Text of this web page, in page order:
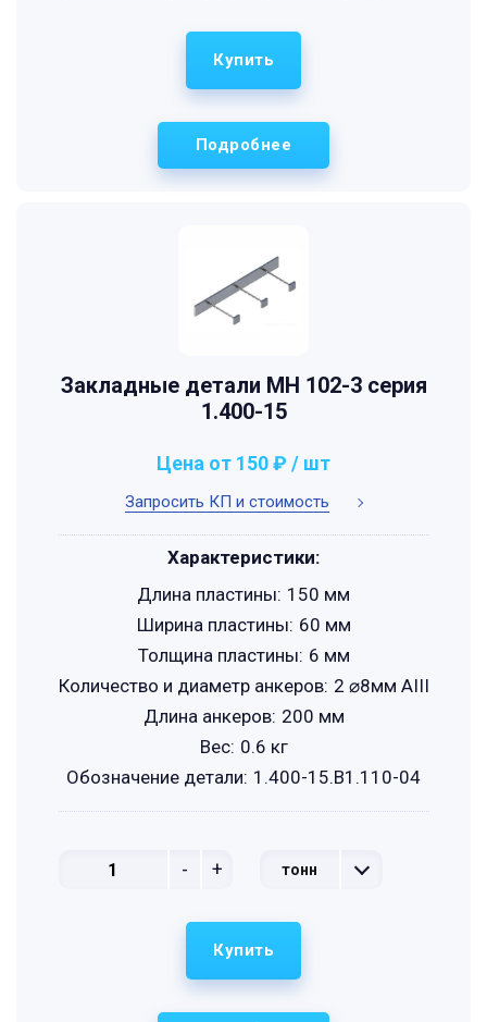
Подробнее
Купить
Закладные детали МН 102-3 серия
1.400-15
Запросить КП и стоимость
Цена от 150 ₽ / шт
- + тонн
Характеристики:
Длина пластины: 150 мм
Ширина пластины: 60 мм
Толщина пластины: 6 мм
Количество и диаметр анкеров: 2 ⌀8мм АIII
Длина анкеров: 200 мм
Вес: 0.6 кг
Обозначение детали: 1.400-15.B1.110-04
Купить